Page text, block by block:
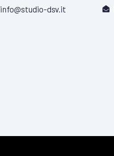
info@studio-dsv.it